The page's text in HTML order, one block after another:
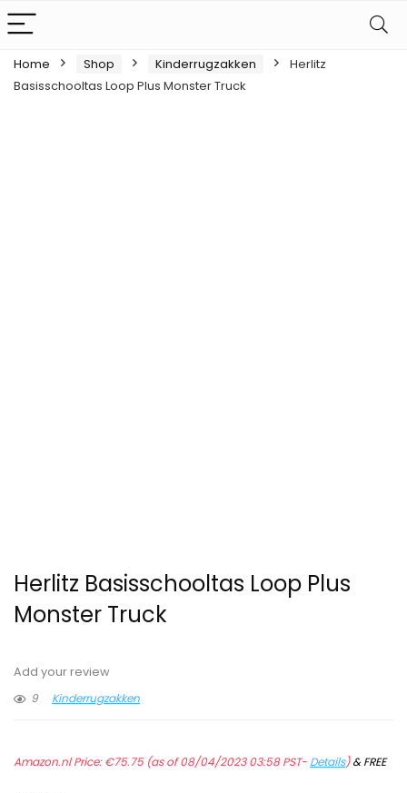
Home Shop Kinderrugzakken
Herlitz
Basisschooltas Loop Plus Monster Truck
Herlitz Basisschooltas Loop Plus
Monster Truck
Add your review
9
Kinderrugzakken
Amazon.nl Price:€75.75(as of 08/04/2023 03:58 PST- Details)&FREE